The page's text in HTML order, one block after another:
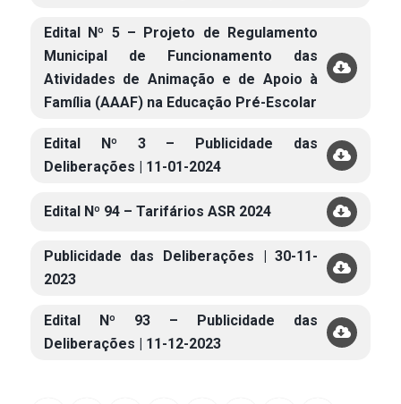
Edital Nº 5 – Projeto de Regulamento
Municipal de Funcionamento das
Atividades de Animação e de Apoio à
Família (AAAF) na Educação Pré-Escolar
Edital Nº 3 – Publicidade das
Deliberações | 11-01-2024
Edital Nº 94 – Tarifários ASR 2024
Publicidade das Deliberações | 30-11-
2023
Edital Nº 93 – Publicidade das
Deliberações | 11-12-2023